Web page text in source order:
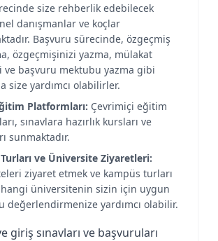
size rehberlik edebilecek
danışmanlar ve koçlar
Başvuru sürecinde, özgeçmiş
özgeçmişinizi yazma, mülakat
ve başvuru mektubu yazma gibi
size yardımcı olabilirler.
Platformları: Çevrimiçi eğitim
sınavlara hazırlık kursları ve
sunmaktadır.
ve Üniversite Ziyaretleri:
ziyaret etmek ve kampüs turları
üniversitenin sizin için uygun
değerlendirmenize yardımcı olabilir.
giriş sınavları ve başvuruları